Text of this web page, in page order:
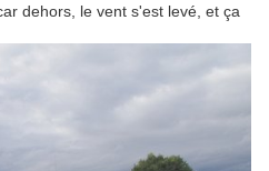
dehors, le vent s'est levé, et ça